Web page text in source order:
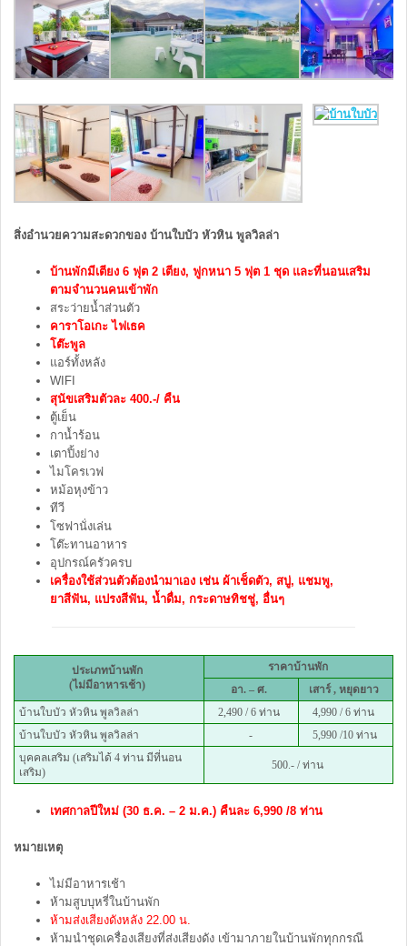
สิ่งอำนวยความสะดวกของ บ้านใบบัว หัวหิน พูลวิลล่า
บ้านพักมีเตียง 6 ฟุต 2 เตียง, ฟูกหนา 5 ฟุต 1 ชุด และที่นอนเสริม
ตามจำนวนคนเข้าพัก
สระว่ายน้ำส่วนตัว
คาราโอเกะไฟเธค
โต๊ะพูล
แอร์ทั้งหลัง
WIFI
สุนัขเสริมตัวละ 400.-/ คืน
ตู้เย็น
กาน้ำร้อน
เตาปิ้งย่าง
ไมโครเวฟ
หม้อหุงข้าว
ทีวี
โซฟานั่งเล่น
โต๊ะทานอาหาร
อุปกรณ์ครัวครบ
เครื่องใช้ส่วนตัวต้องนำมาเอง เช่น ผ้าเช็ดตัว, สบู่, แชมพู,
ยาสีฟัน, แปรงสีฟัน, น้ำดื่ม, กระดาษทิชชู่, อื่นๆ
ประเภทบ้านพัก
(ไม่มีอาหารเช้า)
ราคาบ้านพัก
อา. – ศ.
เสาร์ , หยุดยาว
บ้านใบบัว หัวหิน พูลวิลล่า
2,490 / 6 ท่าน
4,990 / 6 ท่าน
บ้านใบบัว หัวหิน พูลวิลล่า
-
5,990 /10 ท่าน
บุคคลเสริม (เสริมได้ 4 ท่าน มีที่นอน
เสริม)
500.- / ท่าน
เทศกาลปีใหม่ (30 ธ.ค. – 2 ม.ค.) คืนละ 6,990 /8 ท่าน
หมายเหตุ
ไม่มีอาหารเช้า
ห้ามสูบบุหรี่ในบ้านพัก
ห้ามส่งเสียงดังหลัง 22.00 น.
ห้ามนำชุดเครื่องเสียงที่ส่งเสียงดัง เข้ามาภายในบ้านพักทุกกรณี